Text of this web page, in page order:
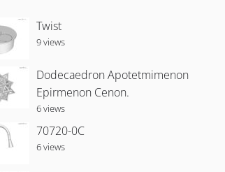
Twist
9 views
Dodecaedron Apotetmimenon
Epirmenon Cenon.
6 views
70720-0C
6 views